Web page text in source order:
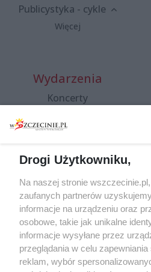
Publicystyka - cykle
Więcej
Wydarzenia
Koncerty
Spacery i oprowadzania
targi
Wernisaże
Więcej
Drogi Użytkowniku,
Na naszej stronie
zaufanych partnerów
informacje na urządzeniu oraz
osobowe, takie jak unikalne
informacje wysyłane przez
przeglądania w celu
reklam, wybór